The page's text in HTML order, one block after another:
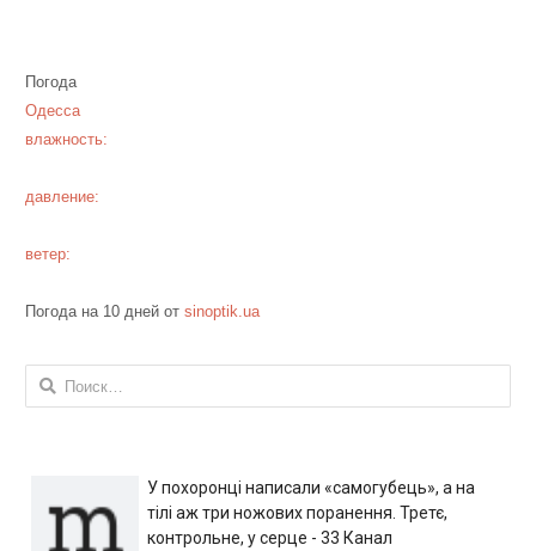
Погода
Одесса
влажность:
давление:
ветер:
Погода на 10 дней от sinoptik.ua
Найти:
У похоронці написали «самогубець», а на
тілі аж три ножових поранення. Третє,
контрольне, у серце - 33 Канал